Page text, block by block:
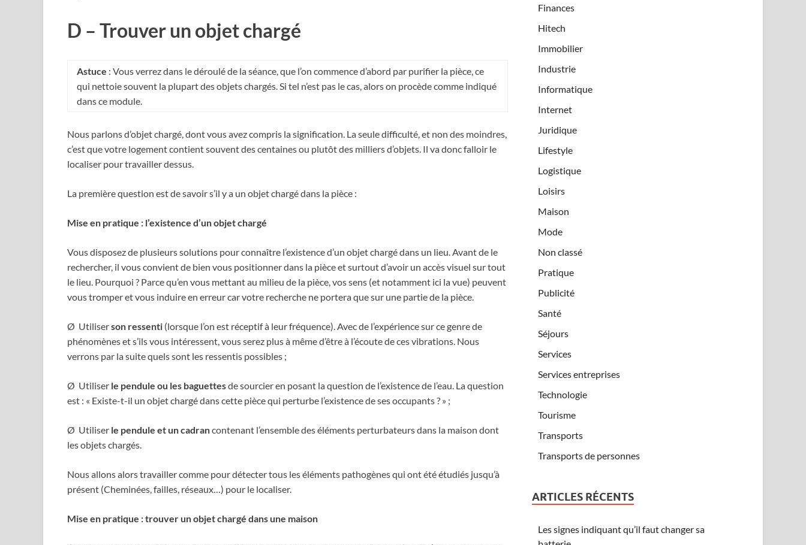
D – Trouver un objet chargé
Astuce : Vous verrez dans le déroulé de la séance, que l’on commence d’abord par purifier la pièce, ce
qui nettoie souvent la plupart des objets chargés. Si tel n’est pas le cas, alors on procède comme indiqué
dans ce module.
Nous parlons d’objet chargé, dont vous avez compris la signification. La seule difficulté, et non des moindres,
c’est que votre logement contient souvent des centaines ou plutôt des milliers d’objets. Il va donc falloir le
localiser pour travailler dessus.
La première question est de savoir s’il y a un objet chargé dans la pièce :
Mise en pratique : l’existence d’un objet chargé
Vous disposez de plusieurs solutions pour connaître l’existence d’un objet chargé dans un lieu. Avant de le
rechercher, il vous convient de bien vous positionner dans la pièce et surtout d’avoir un accès visuel sur tout
le lieu. Pourquoi ? Parce qu’en vous mettant au milieu de la pièce, vos sens (et notamment ici la vue) peuvent
vous tromper et vous induire en erreur car votre recherche ne portera que sur une partie de la pièce.
Ø Utiliserson ressenti (lorsque l’on est réceptif à leur fréquence). Avec de l’expérience sur ce genre de
phénomènes et s’ils vous intéressent, vous serez plus à même d’être à l’écoute de ces vibrations. Nous
verrons par la suite quels sont les ressentis possibles ;
Ø Utiliser le pendule ou les baguettesde sourcier en posant la question de l’existence de l’eau. La question
est : « Existe-t-il un objet chargé dans cette pièce qui perturbe l’existence de ses occupants ? » ;
Ø Utiliser le pendule et un cadrancontenant l’ensemble des éléments perturbateurs dans la maison dont
les objets chargés.
Nous allons alors travailler comme pour détecter tous les éléments pathogènes qui ont été étudiés jusqu’à
présent (Cheminées, failles, réseaux…) pour le localiser.
Mise en pratique : trouver un objet chargé dans une maison
Finances
Hitech
Immobilier
Industrie
Informatique
Internet
Juridique
Lifestyle
Logistique
Loisirs
Maison
Mode
Non classé
Pratique
Publicité
Santé
Séjours
Services
Services entreprises
Technologie
Tourisme
Transports
Transports de personnes
ARTICLES RÉCENTS
Les signes indiquant qu’il faut changer sa